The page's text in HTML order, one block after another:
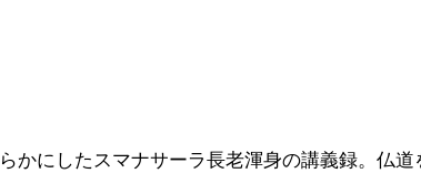
にしたスマナサーラ長老渾身の講義録。仏